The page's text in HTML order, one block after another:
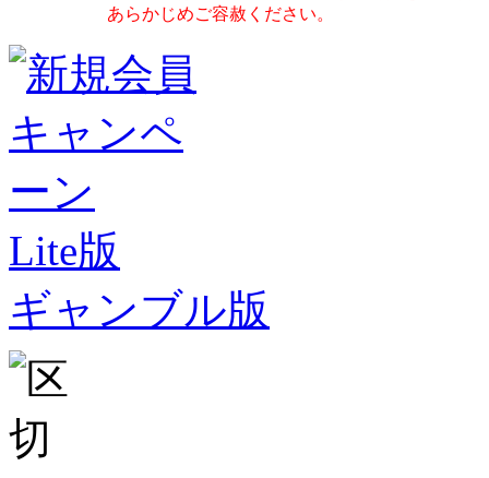
あらかじめご容赦ください。
Lite版
ギャンブル版